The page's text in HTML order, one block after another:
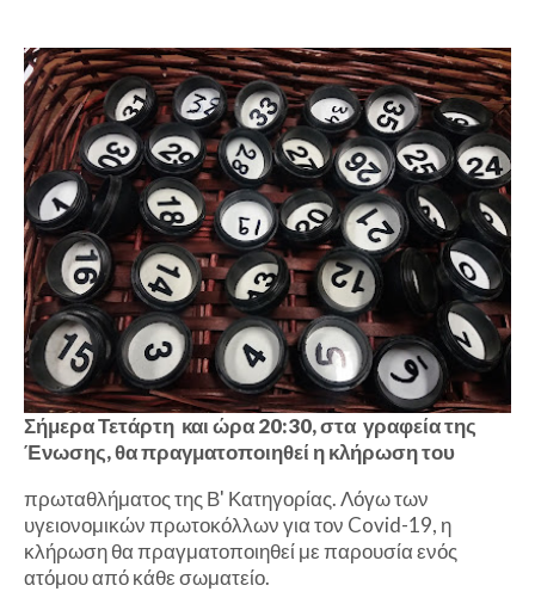
Σήμερα Τετάρτη και ώρα 20:30, στα γραφεία της
Ένωσης, θα πραγματοποιηθεί η κλήρωση του
πρωταθλήματος της Β' Κατηγορίας. Λόγω των
υγειονομικών πρωτοκόλλων για τον Covid-19, η
κλήρωση θα πραγματοποιηθεί με παρουσία ενός
ατόμου από κάθε σωματείο.